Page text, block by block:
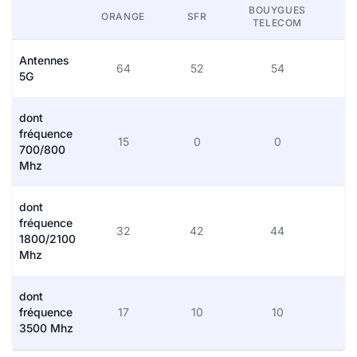
ORANGE SFR
BOUYGUES
TELECOM
Antennes
5G
64 52 54
dont
fréquence
700/800
Mhz
15 0 0
dont
fréquence
1800/2100
Mhz
32 42 44
dont
fréquence
3500 Mhz
17 10 10